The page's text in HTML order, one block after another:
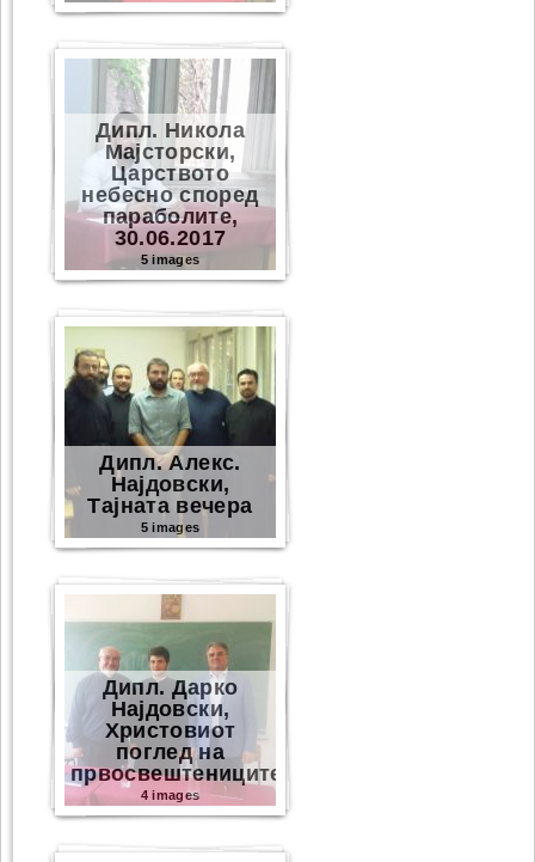
Дипл. Никола
Мајсторски,
Царството
небесно според
параболите,
30.06.2017
5 images
Дипл. Алекс.
Најдовски,
Тајната вечера
5 images
Дипл. Дарко
Најдовски,
Христовиот
поглед на
првосвештениците
4 images